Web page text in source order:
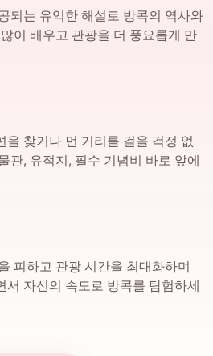
되는 유익한 해설로 방콕의 역사와
이 배우고 관광을 더 풍요롭게 만
을 찾거나 먼 거리를 걸을 걱정 없
관, 유적지, 필수 기념비 바로 앞에
피하고 관광 시간을 최대화하며
서 자신의 속도로 방콕를 탐험하세